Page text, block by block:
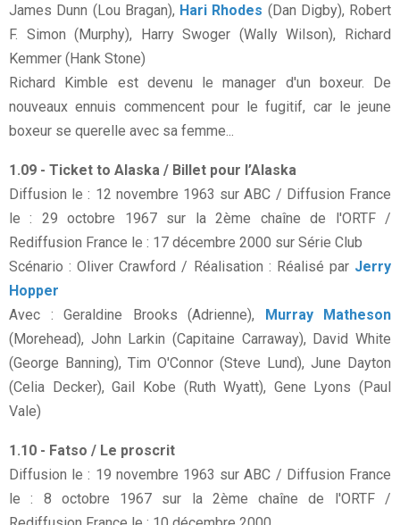
James Dunn (Lou Bragan), Hari Rhodes (Dan Digby), Robert
F. Simon (Murphy), Harry Swoger (Wally Wilson), Richard
Kemmer (Hank Stone)
Richard Kimble est devenu le manager d'un boxeur. De
nouveaux ennuis commencent pour le fugitif, car le jeune
boxeur se querelle avec sa femme...
1.09 - Ticket to Alaska / Billet pour l’Alaska
Diffusion le : 12 novembre 1963 sur ABC / Diffusion France
le : 29 octobre 1967 sur la 2ème chaîne de l'ORTF /
Rediffusion France le : 17 décembre 2000 sur Série Club
Scénario : Oliver Crawford / Réalisation : Réalisé par Jerry
Hopper
Avec : Geraldine Brooks (Adrienne), Murray Matheson
(Morehead), John Larkin (Capitaine Carraway), David White
(George Banning), Tim O'Connor (Steve Lund), June Dayton
(Celia Decker), Gail Kobe (Ruth Wyatt), Gene Lyons (Paul
Vale)
1.10 - Fatso / Le proscrit
Diffusion le : 19 novembre 1963 sur ABC / Diffusion France
le : 8 octobre 1967 sur la 2ème chaîne de l'ORTF /